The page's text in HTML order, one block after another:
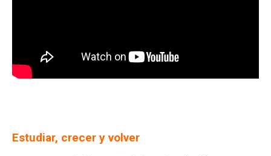
Estudiar, crecer y volver